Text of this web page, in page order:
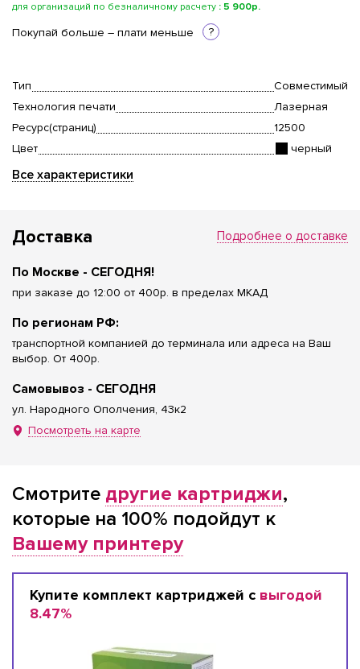
для организаций по безналичному расчету : 5 900р.
Покупай больше – плати меньше ?
Тип
Совместимый
Технология печати
Лазерная
Ресурс(страниц)
12500
Цвет
черный
Все характеристики
Доставка
По Москве - СЕГОДНЯ!
при заказе до 12:00 от 400р. в пределах МКАД
По регионам РФ:
транспортной компанией до терминала или адреса на Ваш
выбор. От 400р.
Самовывоз - СЕГОДНЯ
ул. Народного Ополчения, 43к2
Посмотреть на карте
Подробнее о доставке
Смотрите другие картриджи,
которые на 100% подойдут к
Вашему принтеру
Купите комплект картриджей с выгодой
8.47%